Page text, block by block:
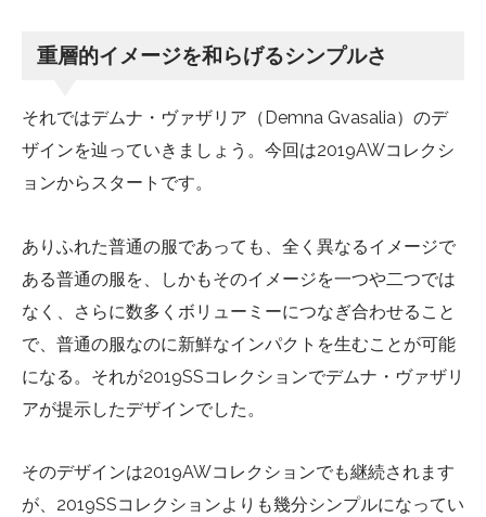
重層的イメージを和らげるシンプルさ
それではデムナ・ヴァザリア（Demna Gvasalia）のデ
ザインを辿っていきましょう。今回は2019AWコレクシ
ョンからスタートです。
ありふれた普通の服であっても、全く異なるイメージで
ある普通の服を、しかもそのイメージを一つや二つでは
なく、さらに数多くボリューミーにつなぎ合わせること
で、普通の服なのに新鮮なインパクトを生むことが可能
になる。それが2019SSコレクションでデムナ・ヴァザリ
アが提示したデザインでした。
そのデザインは2019AWコレクションでも継続されます
が、2019SSコレクションよりも幾分シンプルになってい